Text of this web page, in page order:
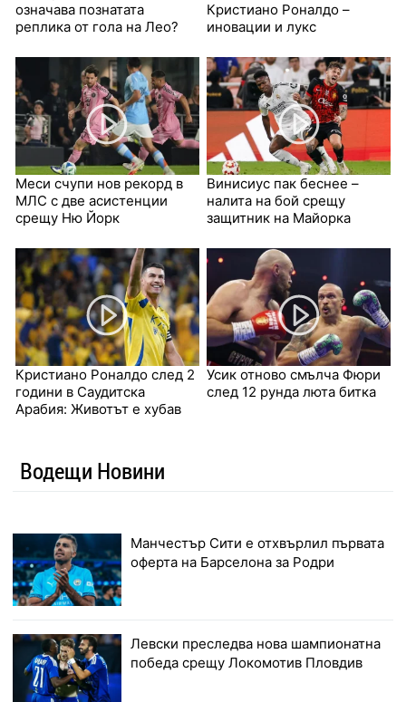
означава познатата
реплика от гола на Лео?
Кристиано Роналдо –
иновации и лукс
Меси счупи нов рекорд в
МЛС с две асистенции
срещу Ню Йорк
Винисиус пак беснее –
налита на бой срещу
защитник на Майорка
Кристиано Роналдо след 2
години в Саудитска
Арабия: Животът е хубав
Усик отново смълча Фюри
след 12 рунда люта битка
Водещи Новини
Манчестър Сити е отхвърлил първата
оферта на Барселона за Родри
Левски преследва нова шампионатна
победа срещу Локомотив Пловдив